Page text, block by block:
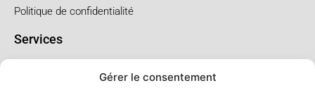
Gérer le consentement
Politique de confidentialité
Services